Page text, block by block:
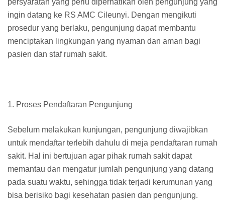
ingin datang ke RS AMC Cileunyi. Dengan mengikuti
prosedur yang berlaku, pengunjung dapat membantu
menciptakan lingkungan yang nyaman dan aman bagi
pasien dan staf rumah sakit.
1. Proses Pendaftaran Pengunjung
Sebelum melakukan kunjungan, pengunjung diwajibkan
untuk mendaftar terlebih dahulu di meja pendaftaran rumah
sakit. Hal ini bertujuan agar pihak rumah sakit dapat
memantau dan mengatur jumlah pengunjung yang datang
pada suatu waktu, sehingga tidak terjadi kerumunan yang
bisa berisiko bagi kesehatan pasien dan pengunjung.